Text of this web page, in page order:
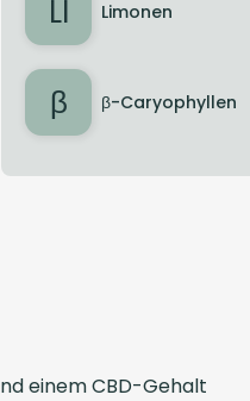
LI Limonen
β β-Caryophyllen
einem CBD-Gehalt